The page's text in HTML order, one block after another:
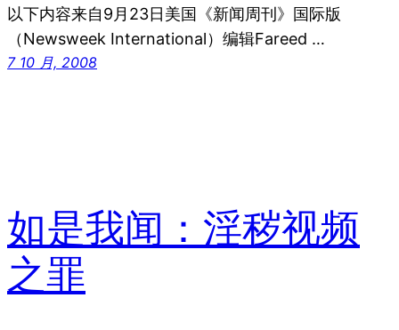
以下内容来自9月23日美国《新闻周刊》国际版
（Newsweek International）编辑Fareed …
7 10 月, 2008
如是我闻：淫秽视频
之罪